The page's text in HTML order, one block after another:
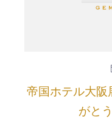
帝国ホテル大阪
がと